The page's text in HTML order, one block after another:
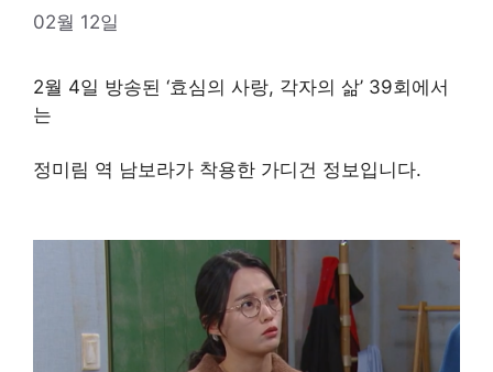
02월 12일
2월 4일 방송된 ‘효심의 사랑, 각자의 삶’ 39회에서
는
정미림 역 남보라가 착용한 가디건 정보입니다.